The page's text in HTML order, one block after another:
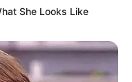
She Looks Like